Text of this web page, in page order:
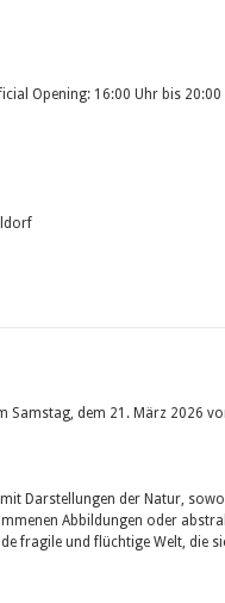
Opening: 16:00 Uhr bis 20:00
Samstag, dem 21. März 2026
Darstellungen der Natur,
Abbildungen oder
fragile und flüchtige Welt, die